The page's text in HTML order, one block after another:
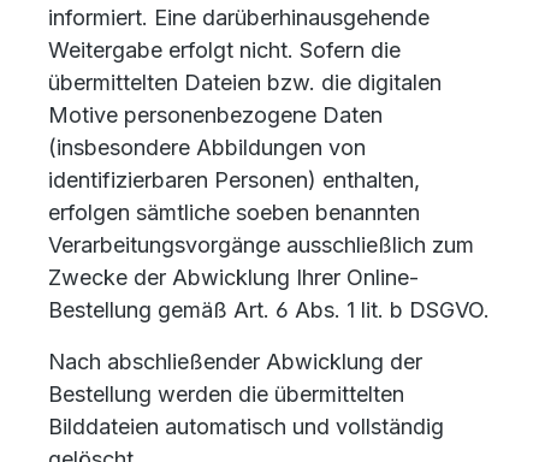
informiert. Eine darüberhinausgehende
Weitergabe erfolgt nicht. Sofern die
übermittelten Dateien bzw. die digitalen
Motive personenbezogene Daten
(insbesondere Abbildungen von
identifizierbaren Personen) enthalten,
erfolgen sämtliche soeben benannten
Verarbeitungsvorgänge ausschließlich zum
Zwecke der Abwicklung Ihrer Online-
Bestellung gemäß Art. 6 Abs. 1 lit. b DSGVO.
Nach abschließender Abwicklung der
Bestellung werden die übermittelten
Bilddateien automatisch und vollständig